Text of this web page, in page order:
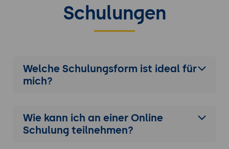
Schulungen
Welche Schulungsform ist ideal für
mich?
Wie kann ich an einer Online
Schulung teilnehmen?